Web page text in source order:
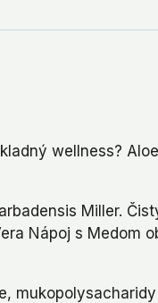
wellness?
Miller.
Nápoj s Medom